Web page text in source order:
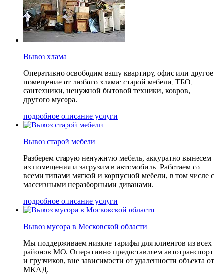
Вывоз хлама
Оперативно освободим вашу квартиру, офис или другое
помещение от любого хлама: старой мебели, ТБО,
сантехники, ненужной бытовой техники, ковров,
другого мусора.
подробное описание услуги
Вывоз старой мебели
Разберем старую ненужную мебель, аккуратно вынесем
из помещения и загрузим в автомобиль. Работаем со
всеми типами мягкой и корпусной мебели, в том числе с
массивными неразборными диванами.
подробное описание услуги
Вывоз мусора в Московской области
Мы поддерживаем низкие тарифы для клиентов из всех
районов МО. Оперативно предоставляем автотранспорт
и грузчиков, вне зависимости от удаленности объекта от
МКАД.